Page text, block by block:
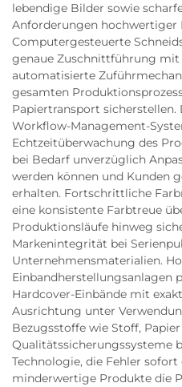
lebendige Bilder sowie
Anforderungen hochwertiger
Computergesteuerte
genaue Zuschnittführung
automatisierte
gesamten
Papiertransport
Workflow-Management-
Echtzeitüberwachung des
bei Bedarf unverzüglich
werden können und Kunden
erhalten. Fortschrittliche
eine konsistente Farbtreue
Produktionsläufe hinweg
Markenintegrität bei
Unternehmensmaterialien.
Einbandherstellungsanlagen
Hardcover-Einbände mit
Ausrichtung unter
Bezugsstoffe wie Stoff,
Qualitätssicherungssysteme
Technologie, die Fehler
minderwertige Produkte die